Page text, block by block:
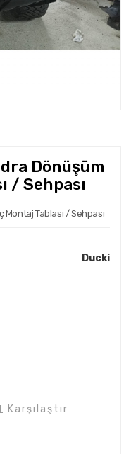
Dönüşüm
/ Sehpası
Tablası / Sehpası
Ducki
Karşılaştır